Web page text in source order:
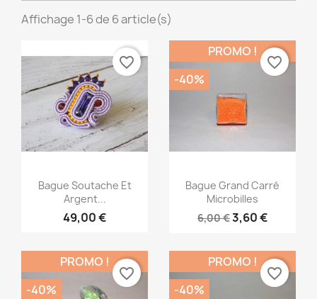
Affichage 1-6 de 6 article(s)
Bague Soutache Et
Argent...
49,00 €
favorite_border
Bague Grand Carré
Microbilles
6,00 €3,60 €
PROMO !
-40%
favorite_border
PROMO !
-40%
favorite_border
PROMO !
-40%
favorite_border